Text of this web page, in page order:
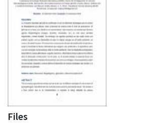
Files